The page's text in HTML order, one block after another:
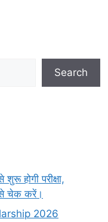
Search
होगी परीक्षा,
से चेक करें।
2026